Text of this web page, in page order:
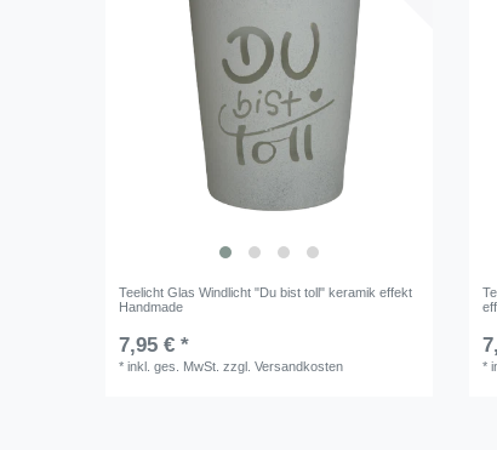
Teelicht Glas Windlicht "Du bist toll" keramik effekt
Handmade
7,95 € *
*inkl. ges. MwSt. zzgl.Versandkosten *